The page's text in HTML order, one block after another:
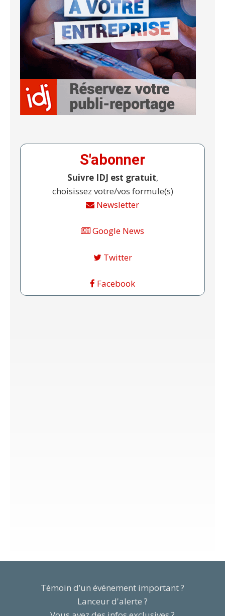
S'abonner
Suivre IDJ est gratuit,
choisissez votre/vos formule(s)
Newsletter
Google News
Twitter
Facebook
Témoin d’un événement important ?
Lanceur d'alerte ?